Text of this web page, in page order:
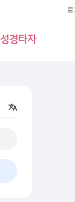
로
성경타자